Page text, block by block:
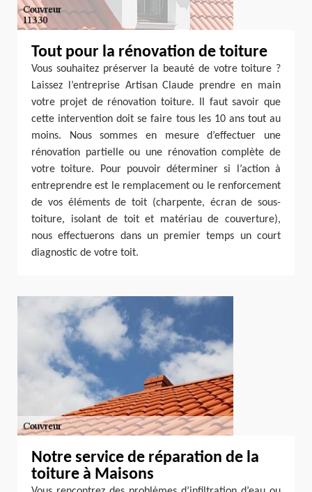
Tout pour la rénovation de toiture
Vous souhaitez préserver la beauté de votre toiture ?
Laissez l’entreprise Artisan Claude prendre en main
votre projet de rénovation toiture. Il faut savoir que
cette intervention doit se faire tous les 10 ans tout au
moins. Nous sommes en mesure d’effectuer une
rénovation partielle ou une rénovation complète de
votre toiture. Pour pouvoir déterminer si l’action à
entreprendre est le remplacement ou le renforcement
de vos éléments de toit (charpente, écran de sous-
toiture, isolant de toit et matériau de couverture),
nous effectuerons dans un premier temps un court
diagnostic de votre toit.
Notre service de réparation de la
toiture à Maisons